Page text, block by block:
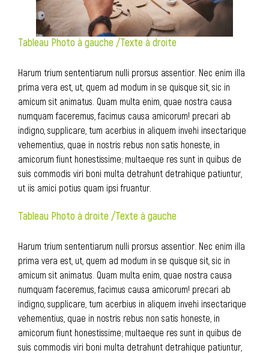
Tableau Photo à gauche /Texte à droite
Harum trium sententiarum nulli prorsus assentior. Nec enim illa
prima vera est, ut, quem ad modum in se quisque sit, sic in
amicum sit animatus. Quam multa enim, quae nostra causa
numquam faceremus, facimus causa amicorum! precari ab
indigno, supplicare, tum acerbius in aliquem invehi insectarique
vehementius, quae in nostris rebus non satis honeste, in
amicorum fiunt honestissime; multaeque res sunt in quibus de
suis commodis viri boni multa detrahunt detrahique patiuntur,
ut iis amici potius quam ipsi fruantur.
Tableau Photo à droite /Texte à gauche
Harum trium sententiarum nulli prorsus assentior. Nec enim illa
prima vera est, ut, quem ad modum in se quisque sit, sic in
amicum sit animatus. Quam multa enim, quae nostra causa
numquam faceremus, facimus causa amicorum! precari ab
indigno, supplicare, tum acerbius in aliquem invehi insectarique
vehementius, quae in nostris rebus non satis honeste, in
amicorum fiunt honestissime; multaeque res sunt in quibus de
suis commodis viri boni multa detrahunt detrahique patiuntur,